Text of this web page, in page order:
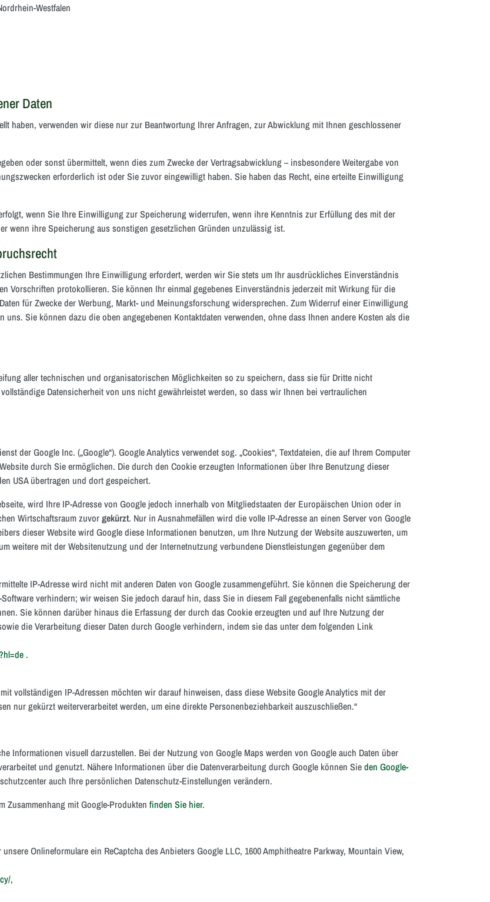
Westfalen
Daten
haben, verwenden wir diese nur zur Beantwortung Ihrer Anfragen, zur Abwicklung mit Ihnen geschlossener
oder sonst übermittelt, wenn dies zum Zwecke der Vertragsabwicklung – insbesondere Weitergabe von
erforderlich ist oder Sie zuvor eingewilligt haben. Sie haben das Recht, eine erteilte Einwilligung
wenn Sie Ihre Einwilligung zur Speicherung widerrufen, wenn ihre Kenntnis zur Erfüllung des mit der
wenn ihre Speicherung aus sonstigen gesetzlichen Gründen unzulässig ist.
Bestimmungen Ihre Einwilligung erfordert, werden wir Sie stets um Ihr ausdrückliches Einverständnis
Vorschriften protokollieren. Sie können Ihr einmal gegebenes Einverständnis jederzeit mit Wirkung für die
für Zwecke der Werbung, Markt- und Meinungsforschung widersprechen. Zum Widerruf einer Einwilligung
Sie können dazu die oben angegebenen Kontaktdaten verwenden, ohne dass Ihnen andere Kosten als die
aller technischen und organisatorischen Möglichkeiten so zu speichern, dass sie für Dritte nicht
Datensicherheit von uns nicht gewährleistet werden, so dass wir Ihnen bei vertraulichen
der Google Inc. („Google“). Google Analytics verwendet sog. „Cookies“, Textdateien, die auf Ihrem Computer
durch Sie ermöglichen. Die durch den Cookie erzeugten Informationen über Ihre Benutzung dieser
USA übertragen und dort gespeichert.
wird Ihre IP-Adresse von Google jedoch innerhalb von Mitgliedstaaten der Europäischen Union oder in
Wirtschaftsraum zuvorgekürzt. Nur in Ausnahmefällen wird die volle IP-Adresse an einen Server von Google
dieser Website wird Google diese Informationen benutzen, um Ihre Nutzung der Website auszuwerten, um
weitere mit der Websitenutzung und der Internetnutzung verbundene Dienstleistungen gegenüber dem
IP-Adresse wird nicht mit anderen Daten von Google zusammengeführt. Sie können die Speicherung der
verhindern; wir weisen Sie jedoch darauf hin, dass Sie in diesem Fall gegebenenfalls nicht sämtliche
Sie können darüber hinaus die Erfassung der durch das Cookie erzeugten und auf Ihre Nutzung der
die Verarbeitung dieser Daten durch Google verhindern, indem sie das unter dem folgenden Link
.
vollständigen IP-Adressen möchten wir darauf hinweisen, dass diese Website Google Analytics mit der
nur gekürzt weiterverarbeitet werden, um eine direkte Personenbeziehbarkeit auszuschließen.“
Informationen visuell darzustellen. Bei der Nutzung von Google Maps werden von Google auch Daten über
und genutzt. Nähere Informationen über die Datenverarbeitung durch Google können Sieden Google-
auch Ihre persönlichen Datenschutz-Einstellungen verändern.
Zusammenhang mit Google-Produkten finden Sie hier.
Onlineformulare ein ReCaptcha des Anbieters Google LLC, 1600 Amphitheatre Parkway, Mountain View,
,